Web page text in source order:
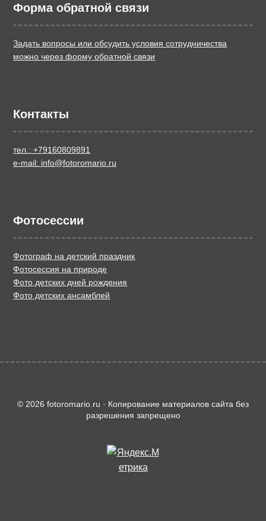
Форма обратной связи
Задать вопросы или обсудить условия сотрудничества
можно через форму обратной связи
Контакты
тел.: +79160809891
e-mail: info@fotoromario.ru
Фотосессии
Фотограф на детский праздник
Фотосессия на природе
Фото детских дней рождения
Фото детских ансамблей
© 2026 fotoromario.ru · Копирование материалов сайта без
разрешения запрещено